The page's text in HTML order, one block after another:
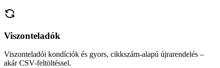
Viszonteladók
Viszonteladói kondíciók és gyors, cikkszám-alapú újrarendelés –
akár CSV-feltöltéssel.